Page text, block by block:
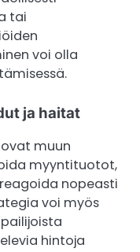
tai
voi olla
ja haitat
muun
myyntituotot,
nopeasti
voi myös
hintoja